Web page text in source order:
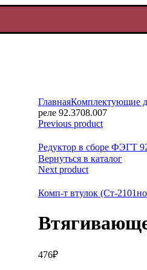
ГлавнаяКомплектующие
реле 92.3708.007
Previous product
Редуктор в сборе ФЭГТ
Вернуться в каталог
Next product
Комп-т втулок (Ст-
476₽